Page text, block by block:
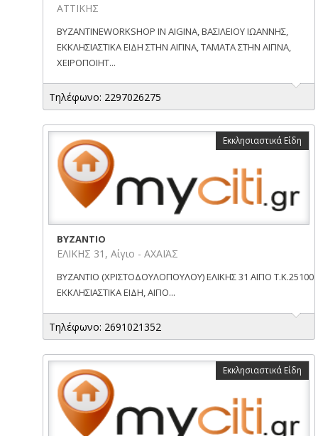
ΑΤΤΙΚΗΣ
BYZANTINEWORKSHOP IN AIGINA, ΒΑΣΙΛΕΙΟΥ ΙΩΑΝΝΗΣ,
ΕΚΚΛΗΣΙΑΣΤΙΚΑ ΕΙΔΗ ΣΤΗΝ ΑΙΓΙΝΑ, ΤΑΜΑΤΑ ΣΤΗΝ ΑΙΓΙΝΑ,
ΧΕΙΡΟΠΟΙΗΤ...
Τηλέφωνο: 2297026275
Εκκλησιαστικά Είδη
BYZANTIO
ΕΛΙΚΗΣ 31, Αίγιο - ΑΧΑΪΑΣ
BYZANTIO (ΧΡΙΣΤΟΔΟΥΛΟΠΟΥΛΟΥ) ΕΛΙΚΗΣ 31 ΑΙΓΙΟ Τ.Κ.25100
ΕΚΚΛΗΣΙΑΣΤΙΚΑ ΕΙΔΗ, ΑΙΓΙΟ...
Τηλέφωνο: 2691021352
Εκκλησιαστικά Είδη